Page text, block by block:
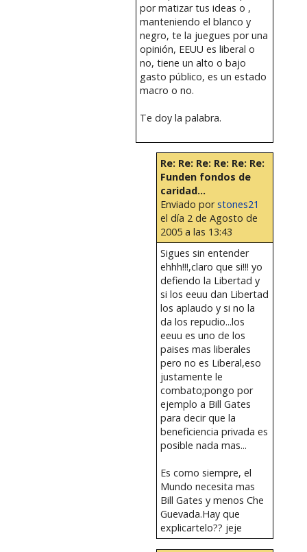
por matizar tus ideas o ,
manteniendo el blanco y
negro, te la juegues por una
opinión, EEUU es liberal o
no, tiene un alto o bajo
gasto público, es un estado
macro o no.
Te doy la palabra.
Re: Re: Re: Re: Re: Re:
Funden fondos de
caridad...
Enviado porstones21
el día 2 de Agosto de
2005 a las 13:43
Sigues sin entender
ehhh!!!,claro que si!!! yo
defiendo la Libertad y
si los eeuu dan Libertad
los aplaudo y si no la
da los repudio...los
eeuu es uno de los
paises mas liberales
pero no es Liberal,eso
justamente le
combato;pongo por
ejemplo a Bill Gates
para decir que la
beneficiencia privada es
posible nada mas...
Es como siempre, el
Mundo necesita mas
Bill Gates y menos Che
Guevada.Hay que
explicartelo?? jeje